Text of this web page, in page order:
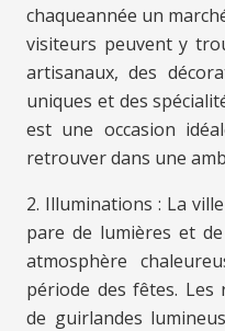
chaqueannée un
visiteurs peuvent y
artisanaux, des
uniques et des
est une occasion
retrouver dans une
2. Illuminations : La
pare de lumières et
atmosphère
période des fêtes.
de guirlandes